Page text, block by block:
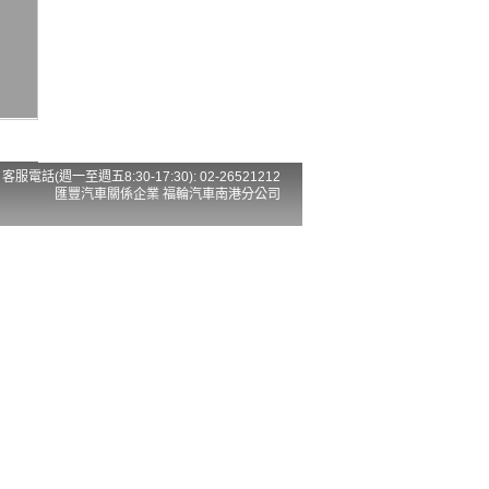
客服電話(週一至週五8:30-17:30): 02-26521212
匯豐汽車關係企業 福輪汽車南港分公司